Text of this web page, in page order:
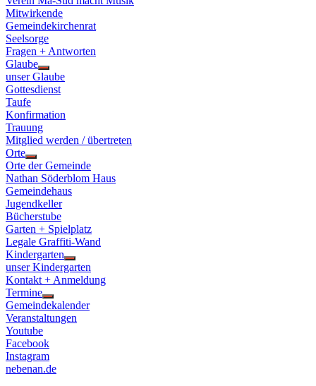
Mitwirkende
Gemeindekirchenrat
Seelsorge
Fragen + Antworten
Glaube
Show
sub
menu
unser Glaube
Gottesdienst
Taufe
Konfirmation
Trauung
Mitglied werden / übertreten
Orte
Show
sub
menu
Orte der Gemeinde
Nathan Söderblom Haus
Gemeindehaus
Jugendkeller
Bücherstube
Garten + Spielplatz
Legale Graffiti-Wand
Kindergarten
Show
sub
menu
unser Kindergarten
Kontakt + Anmeldung
Termine
Show
sub
menu
Gemeindekalender
Veranstaltungen
Youtube
Facebook
Instagram
nebenan.de